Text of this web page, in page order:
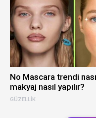
GÜZELLIK
No Mascara trendi
makyaj nasıl yapılır?